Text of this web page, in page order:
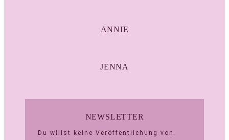
ANNIE
JENNA
NEWSLETTER
Du willst keine Veröffentlichung von